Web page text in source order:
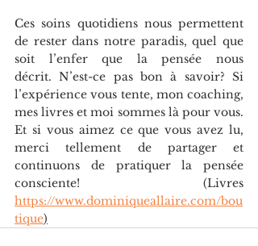
Ces soins quotidiens nous permettent
de rester dans notre paradis, quel que
soit l’enfer que la pensée nous
décrit. N’est-ce pas bon à savoir? Si
l’expérience vous tente, mon coaching,
mes livres et moi sommes là pour vous.
Et si vous aimez ce que vous avez lu,
merci tellement de partager et
continuons de pratiquer la pensée
https://www.dominiqueallaire.com/bou
tique)